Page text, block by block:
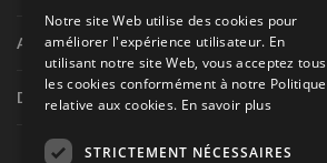
Autres séries nationales
Divers
Notre site Web utilise des cookies pour
améliorer l'expérience utilisateur. En
utilisant notre site Web, vous acceptez tous
les cookies conformément à notre Politique
relative aux cookies. En savoir plus
STRICTEMENT NÉCESSAIRES